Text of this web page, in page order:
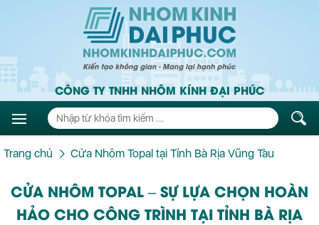
CÔNG TY TNHH NHÔM KÍNH ĐẠI PHÚC
Trang chủ Cửa Nhôm Topal tại Tỉnh Bà Rịa Vũng Tàu
CỬA NHÔM TOPAL – SỰ LỰA CHỌN HOÀN
HẢO CHO CÔNG TRÌNH TẠI TỈNH BÀ RỊA